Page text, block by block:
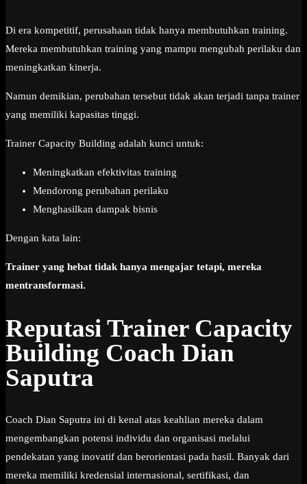
Di era kompetitif, perusahaan tidak hanya membutuhkan training.
Mereka membutuhkan training yang mampu mengubah perilaku dan
meningkatkan kinerja.
Namun demikian, perubahan tersebut tidak akan terjadi tanpa trainer
yang memiliki kapasitas tinggi.
Trainer Capacity Building adalah kunci untuk:
Meningkatkan efektivitas training
Mendorong perubahan perilaku
Menghasilkan dampak bisnis
Dengan kata lain:
Trainer yang hebat tidak hanya mengajar tetapi, mereka
mentransformasi.
Reputasi Trainer Capacity
Building Coach Dian
Saputra
Coach Dian Saputra ini di kenal atas keahlian mereka dalam
mengembangkan potensi individu dan organisasi melalui
pendekatan yang inovatif dan berorientasi pada hasil. Banyak dari
mereka memiliki kredensial internasional, sertifikasi, dan